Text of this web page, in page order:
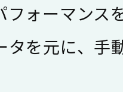
フォーマンス
タを元に、手